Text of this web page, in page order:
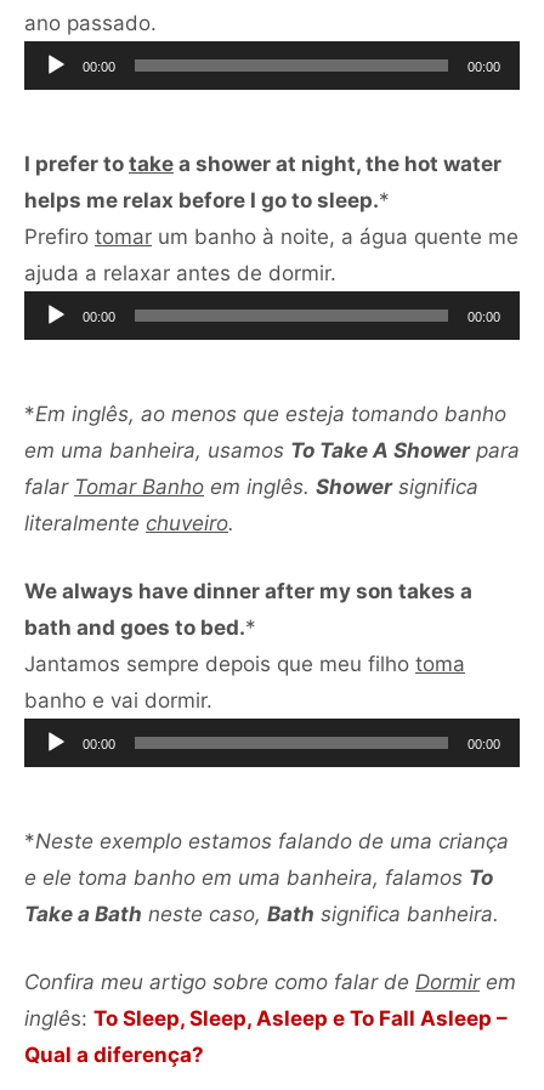
ano passado.
de
áudio
00:00 00:00
I prefer to take a shower at night, the hot water
helps me relax before I go to sleep.*
Prefiro tomar um banho à noite, a água quente me
ajuda a relaxar antes de dormir.
de
áudio
00:00 00:00
*Em inglês, ao menos que esteja tomando banho
em uma banheira, usamos To Take A Showerpara
falar Tomar Banho em inglês. Showersignifica
literalmente chuveiro.
We always have dinner after my son takes a
bath and goes to bed.*
Jantamos sempre depois que meu filho toma
banho e vai dormir.
de
áudio
00:00 00:00
*Neste exemplo estamos falando de uma criança
e ele toma banho em uma banheira, falamos To
Take a Bath neste caso, Bath significa banheira.
Confira meu artigo sobre como falar de Dormirem
inglês: To Sleep, Sleep, Asleep e To Fall Asleep –
Qual a diferença?